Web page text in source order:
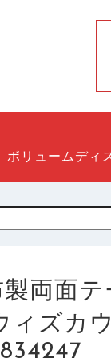
ボリュームディ
製両面
ィズカ